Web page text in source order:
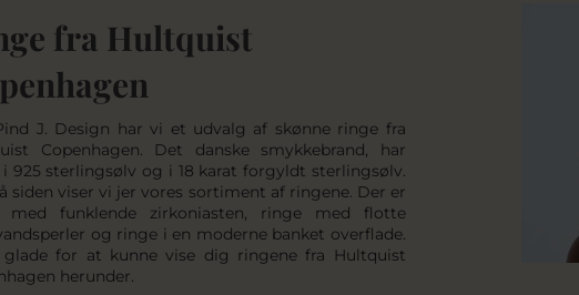
fra Hultquist
J. Design har vi et udvalg af skønne ringe fra
Copenhagen. Det danske smykkebrand, har
925 sterlingsølv og i 18 karat forgyldt sterlingsølv.
siden viser vi jer vores sortiment af ringene. Der er
med funklende zirkoniasten, ringe med flotte
og ringe i en moderne banket overflade.
for at kunne vise dig ringene fra Hultquist
herunder.